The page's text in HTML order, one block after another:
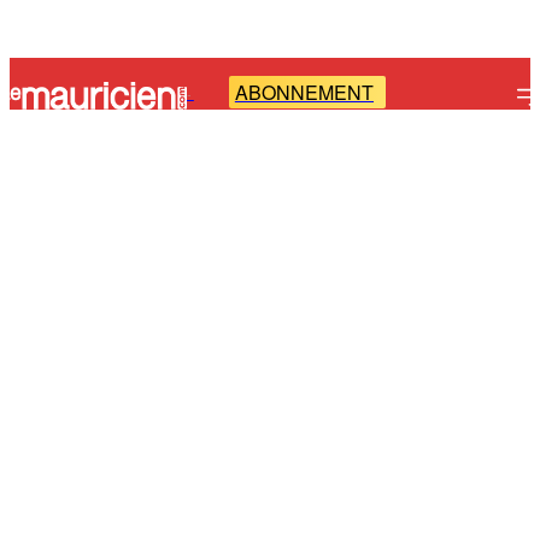
- ABONNEMENT